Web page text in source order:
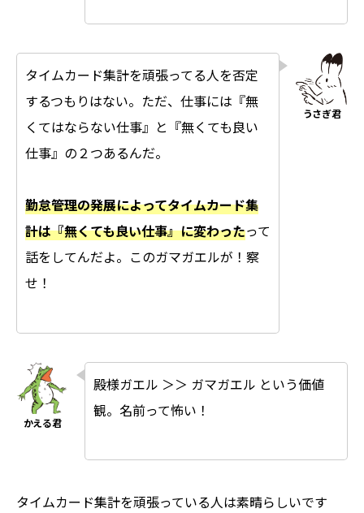
タイムカード集計を頑張ってる人を否定
するつもりはない。ただ、仕事には『無
くてはならない仕事』と『無くても良い
仕事』の２つあるんだ。
勤怠管理の発展によってタイムカード集
計は『無くても良い仕事』に変わったって
話をしてんだよ。このガマガエルが！察
せ！
殿様ガエル ＞＞ ガマガエル という価値
観。名前って怖い！
タイムカード集計を頑張っている人は素晴らしいです